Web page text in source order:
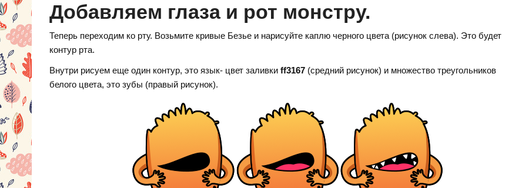
Добавляем глаза и рот монстру.
Теперь переходим ко рту. Возьмите кривые Безье и нарисуйте каплю черного цвета (рисунок слева). Это будет
контур рта.
Внутри рисуем еще один контур, это язык- цвет заливкиff3167 (средний рисунок) и множество треугольников
белого цвета, это зубы (правый рисунок).